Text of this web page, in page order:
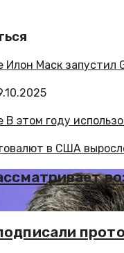
в США